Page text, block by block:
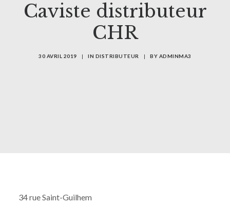
Caviste distributeur
CHR
30 AVRIL 2019 | IN DISTRIBUTEUR | BY ADMINMA3
34 rue Saint-Guilhem